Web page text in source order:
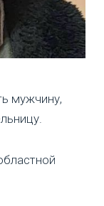
мужчину,